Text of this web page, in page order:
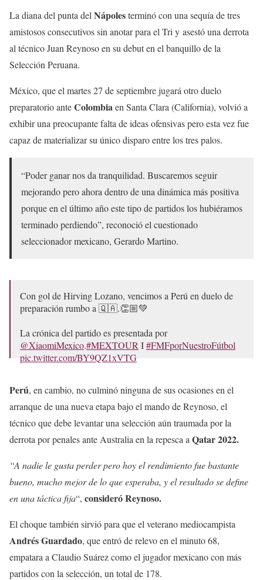
La diana del punta del Nápolesterminó con una sequía de tres
amistosos consecutivos sin anotar para el Tri y asestó una derrota
al técnico Juan Reynoso en su debut en el banquillo de la
Selección Peruana.
México, que el martes 27 de septiembre jugará otro duelo
preparatorio anteColombiaen Santa Clara (California), volvió a
exhibir una preocupante falta de ideas ofensivas pero esta vez fue
capaz de materializar su único disparo entre los tres palos.
“Poder ganar nos da tranquilidad. Buscaremos seguir
mejorando pero ahora dentro de una dinámica más positiva
porque en el último año este tipo de partidos los hubiéramos
terminado perdiendo”, reconoció el cuestionado
seleccionador mexicano, Gerardo Martino.
Con gol de Hirving Lozano, vencimos a Perú en duelo de
preparación rumbo a 🇶🇦.👏🏼💚
La crónica del partido es presentada por
@XiaomiMexico.#MEXTOUR I#FMFporNuestroFútbol
pic.twitter.com/BY9QZ1xVTG
2022
Perú, en cambio, no culminó ninguna de sus ocasiones en el
arranque de una nueva etapa bajo el mando de Reynoso, el
técnico que debe levantar una selección aún traumada por la
derrota por penales ante Australia en la repesca a Qatar 2022.
“A nadie le gusta perder pero hoy el rendimiento fue bastante
bueno, mucho mejor de lo que esperaba, y el resultado se define
en una táctica fija“, consideró Reynoso.
El choque también sirvió para que el veterano mediocampista
Andrés Guardado, que entró de relevo en el minuto 68,
empatara a Claudio Suárez como el jugador mexicano con más
partidos con la selección, un total de 178.